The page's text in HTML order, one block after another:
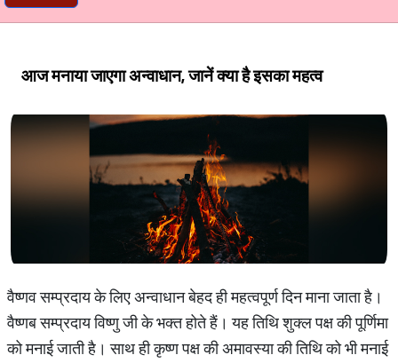
आज मनाया जाएगा अन्वाधान, जानें क्या है इसका महत्व
वैष्णव सम्प्रदाय के लिए अन्वाधान बेहद ही महत्वपूर्ण दिन माना जाता है।
वैष्णब सम्प्रदाय विष्णु जी के भक्त होते हैं। यह तिथि शुक्ल पक्ष की पूर्णिमा
को मनाई जाती है। साथ ही कृष्ण पक्ष की अमावस्या की तिथि को भी मनाई